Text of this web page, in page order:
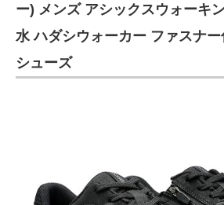
ー) メンズ アシックスウォーキ
水 ハダシウォーカー ファスナ
シューズ